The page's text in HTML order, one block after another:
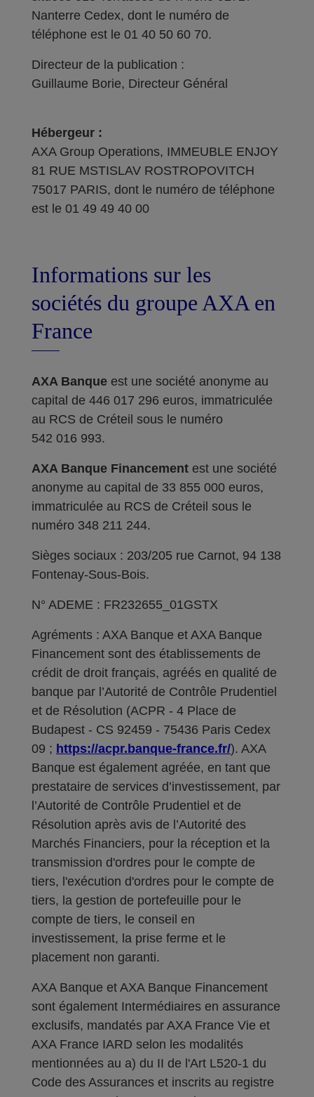
Nanterre Cedex, dont le numéro de
téléphone est le 01 40 50 60 70.
Directeur de la publication :
Guillaume Borie, Directeur Général
Hébergeur :
AXA Group Operations, IMMEUBLE ENJOY
81 RUE MSTISLAV ROSTROPOVITCH
75017 PARIS, dont le numéro de téléphone
est le 01 49 49 40 00
Informations sur les
sociétés du groupe AXA en
France
AXA Banque est une société anonyme au
capital de 446 017 296 euros, immatriculée
au RCS de Créteil sous le numéro
542 016 993.
AXA Banque Financement est une société
anonyme au capital de 33 855 000 euros,
immatriculée au RCS de Créteil sous le
numéro 348 211 244.
Sièges sociaux : 203/205 rue Carnot, 94 138
Fontenay-Sous-Bois.
N° ADEME : FR232655_01GSTX
Agréments : AXA Banque et AXA Banque
Financement sont des établissements de
crédit de droit français, agréés en qualité de
banque par l’Autorité de Contrôle Prudentiel
et de Résolution (ACPR - 4 Place de
Budapest - CS 92459 - 75436 Paris Cedex
09 ; https://acpr.banque-france.fr/). AXA
Banque est également agréée, en tant que
prestataire de services d’investissement, par
l’Autorité de Contrôle Prudentiel et de
Résolution après avis de l’Autorité des
Marchés Financiers, pour la réception et la
transmission d'ordres pour le compte de
tiers, l'exécution d'ordres pour le compte de
tiers, la gestion de portefeuille pour le
compte de tiers, le conseil en
investissement, la prise ferme et le
placement non garanti.
AXA Banque et AXA Banque Financement
sont également Intermédiaires en assurance
exclusifs, mandatés par AXA France Vie et
AXA France IARD selon les modalités
mentionnées au a) du II de l'Art L520-1 du
Code des Assurances et inscrits au registre